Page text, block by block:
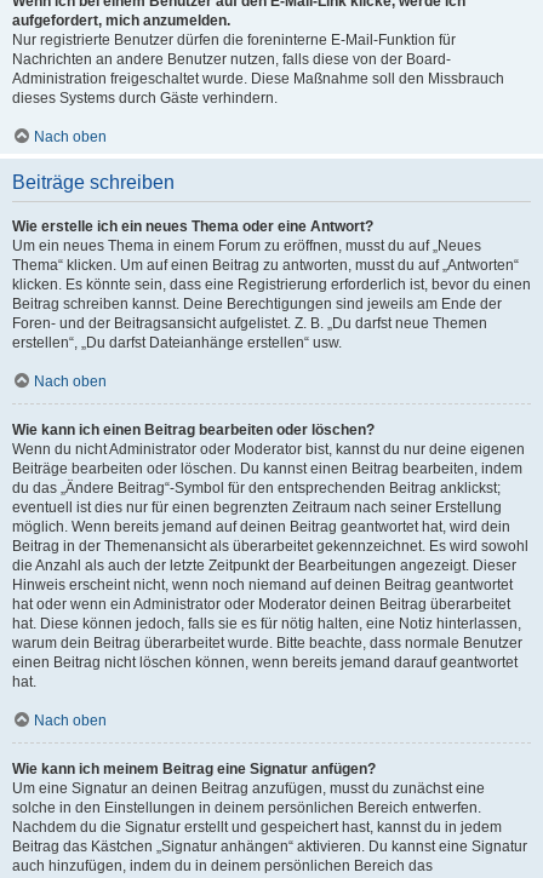
aufgefordert, mich anzumelden.
Nur registrierte Benutzer dürfen die foreninterne E-Mail-Funktion für
Nachrichten an andere Benutzer nutzen, falls diese von der Board-
Administration freigeschaltet wurde. Diese Maßnahme soll den Missbrauch
dieses Systems durch Gäste verhindern.
Nach oben
Beiträge schreiben
Wie erstelle ich ein neues Thema oder eine Antwort?
Um ein neues Thema in einem Forum zu eröffnen, musst du auf „Neues
Thema“ klicken. Um auf einen Beitrag zu antworten, musst du auf „Antworten“
klicken. Es könnte sein, dass eine Registrierung erforderlich ist, bevor du einen
Beitrag schreiben kannst. Deine Berechtigungen sind jeweils am Ende der
Foren- und der Beitragsansicht aufgelistet. Z. B. „Du darfst neue Themen
erstellen“, „Du darfst Dateianhänge erstellen“ usw.
Nach oben
Wie kann ich einen Beitrag bearbeiten oder löschen?
Wenn du nicht Administrator oder Moderator bist, kannst du nur deine eigenen
Beiträge bearbeiten oder löschen. Du kannst einen Beitrag bearbeiten, indem
du das „Ändere Beitrag“-Symbol für den entsprechenden Beitrag anklickst;
eventuell ist dies nur für einen begrenzten Zeitraum nach seiner Erstellung
möglich. Wenn bereits jemand auf deinen Beitrag geantwortet hat, wird dein
Beitrag in der Themenansicht als überarbeitet gekennzeichnet. Es wird sowohl
die Anzahl als auch der letzte Zeitpunkt der Bearbeitungen angezeigt. Dieser
Hinweis erscheint nicht, wenn noch niemand auf deinen Beitrag geantwortet
hat oder wenn ein Administrator oder Moderator deinen Beitrag überarbeitet
hat. Diese können jedoch, falls sie es für nötig halten, eine Notiz hinterlassen,
warum dein Beitrag überarbeitet wurde. Bitte beachte, dass normale Benutzer
einen Beitrag nicht löschen können, wenn bereits jemand darauf geantwortet
hat.
Nach oben
Wie kann ich meinem Beitrag eine Signatur anfügen?
Um eine Signatur an deinen Beitrag anzufügen, musst du zunächst eine
solche in den Einstellungen in deinem persönlichen Bereich entwerfen.
Nachdem du die Signatur erstellt und gespeichert hast, kannst du in jedem
Beitrag das Kästchen „Signatur anhängen“ aktivieren. Du kannst eine Signatur
auch hinzufügen, indem du in deinem persönlichen Bereich das